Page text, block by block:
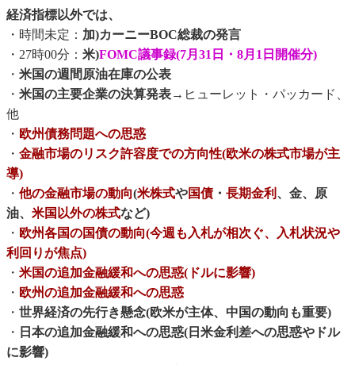
経済指標以外では、
・時間未定： 加)カーニーBOC総裁の発言
・27時00分： 米)FOMC議事録(7月31日・8月1日開催分)
・ 米国の週間原油在庫の公表
・ 米国の主要企業の決算発表→ヒューレット・パッカード、
他
・ 欧州債務問題への思惑
・ 金融市場のリスク許容度での方向性(欧米の株式市場が主
導)
・ 他の金融市場の動向(米株式や国債・ 長期金利 、金、原
油、 米国以外の株式など)
・ 欧州各国の国債の動向(今週も入札が相次ぐ、入札状況や
利回りが焦点)
・ 米国の追加金融緩和への思惑(ドルに影響)
・ 欧州の追加金融緩和への思惑
・ 世界経済の先行き懸念(欧米が主体、中国の動向も重要)
・ 日本の追加金融緩和への思惑(日米金利差への思惑やドル
に影響)